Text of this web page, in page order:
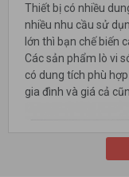
Thiết bị có nhiều
nhiều nhu cầu sử
lớn thì bạn chế biến
Các sản phẩm lò vi
có dung tích phù
gia đình và giá cả